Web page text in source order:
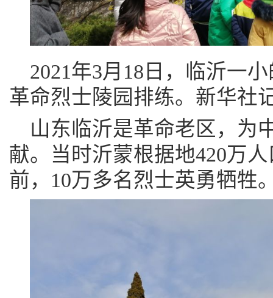
2021年3月18日，临沂一
革命烈士陵园排练。新华社
山东临沂是革命老区，为
献。当时沂蒙根据地420万
前，10万多名烈士英勇牺牲